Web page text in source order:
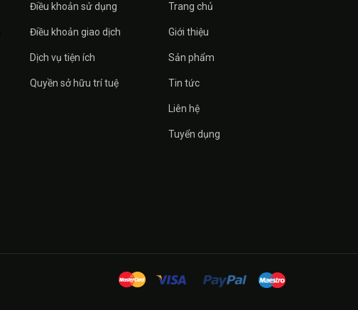
Điều khoản sử dụng
Điều khoản giao dịch
Dịch vụ tiện ích
Quyền sở hữu trí tuệ
Trang chủ
Giới thiệu
Sản phẩm
Tin tức
Liên hệ
Tuyển dụng